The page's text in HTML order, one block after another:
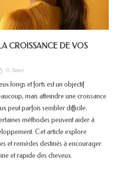
CROISSANCE DE VOS
0 Aimé
longs et forts est un objectif
mais atteindre une croissance
peut parfois sembler difficile.
méthodes peuvent aider à
Cet article explore
et remèdes destinés à encourager
et rapide des cheveux.